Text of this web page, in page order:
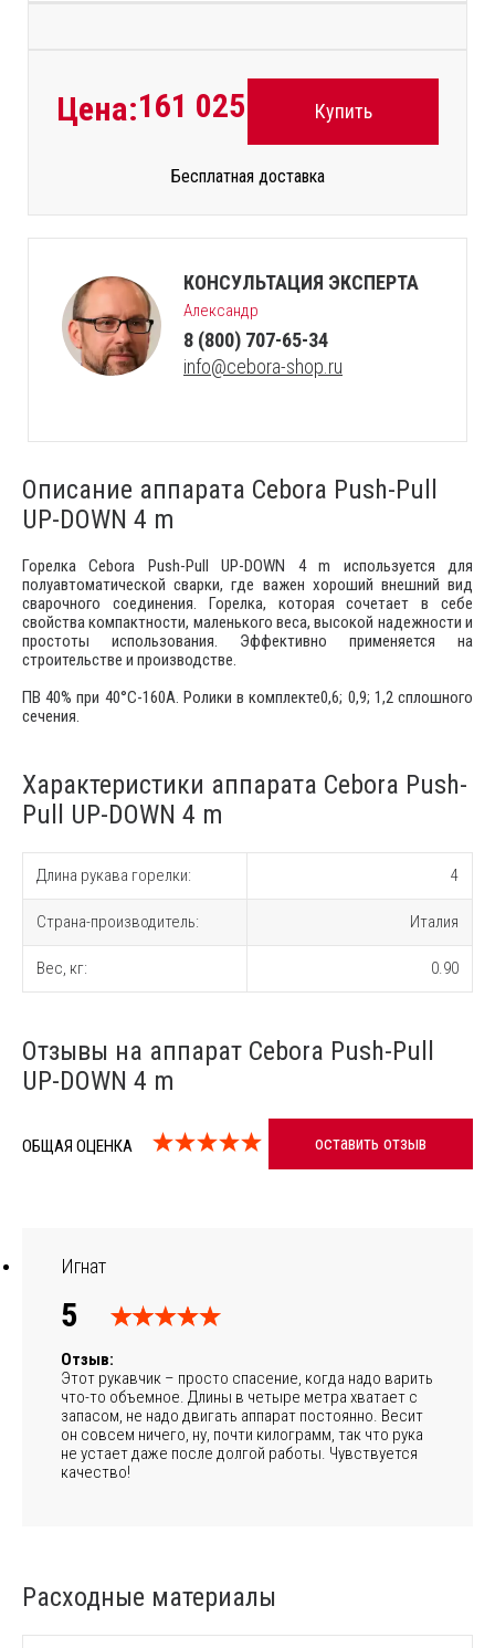
Цена:161 025
Бесплатная доставка
Купить
КОНСУЛЬТАЦИЯ ЭКСПЕРТА
Александр
8 (800) 707-65-34
info@cebora-shop.ru
Описание аппарата Cebora Push-Pull
UP-DOWN 4 m
Горелка Cebora Push-Pull UP-DOWN 4 m используется для
полуавтоматической сварки, где важен хороший внешний вид
сварочного соединения. Горелка, которая сочетает в себе
свойства компактности, маленького веса, высокой надежности и
простоты использования. Эффективно применяется на
строительстве и производстве.
ПВ 40% при 40°C-160А. Ролики в комплекте0,6; 0,9; 1,2 сплошного
сечения.
Характеристики аппарата Cebora Push-
Pull UP-DOWN 4 m
Длина рукава горелки: 4
Страна-производитель: Италия
Вес, кг: 0.90
Отзывы на аппарат Cebora Push-Pull
UP-DOWN 4 m
ОБЩАЯ ОЦЕНКА оставить отзыв
Игнат
5
Отзыв:
Этот рукавчик – просто спасение, когда надо варить
что-то объемное. Длины в четыре метра хватает с
запасом, не надо двигать аппарат постоянно. Весит
он совсем ничего, ну, почти килограмм, так что рука
не устает даже после долгой работы. Чувствуется
качество!
Расходные материалы